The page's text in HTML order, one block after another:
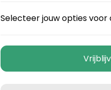
Selecteer jouw opties voor